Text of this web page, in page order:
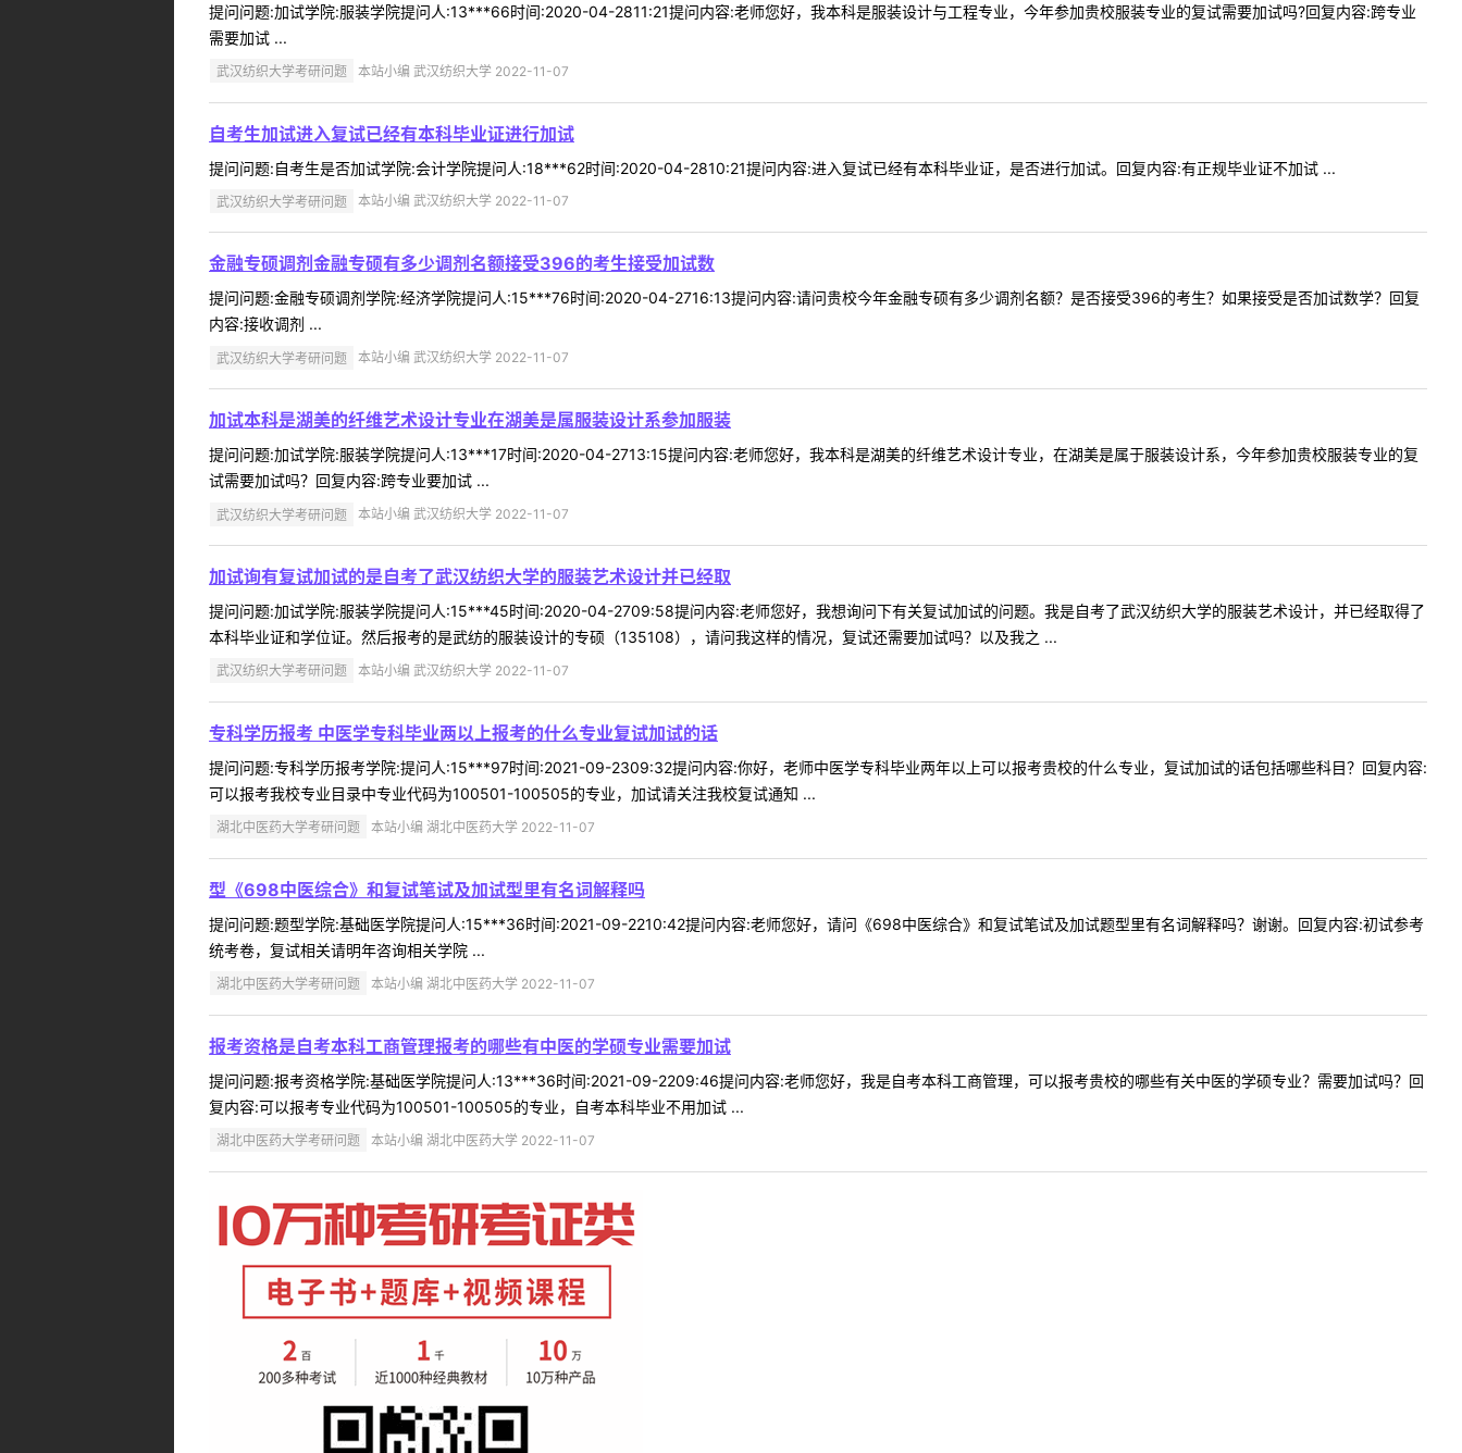
提问问题:加试学院:服装学院提问人:13***66时间:2020-04-2811:21提问内容:老师您好，我本科是服装设计与工程专业，今年参加贵校服装专业的复试需要加试吗?回复内容:跨专业
需要加试 ...
武汉纺织大学考研问题 本站小编 武汉纺织大学 2022-11-07
自考生加试进入复试已经有本科毕业证进行加试
提问问题:自考生是否加试学院:会计学院提问人:18***62时间:2020-04-2810:21提问内容:进入复试已经有本科毕业证，是否进行加试。回复内容:有正规毕业证不加试 ...
武汉纺织大学考研问题 本站小编 武汉纺织大学 2022-11-07
金融专硕调剂金融专硕有多少调剂名额接受396的考生接受加试数
提问问题:金融专硕调剂学院:经济学院提问人:15***76时间:2020-04-2716:13提问内容:请问贵校今年金融专硕有多少调剂名额？是否接受396的考生？如果接受是否加试数学？回复
内容:接收调剂 ...
武汉纺织大学考研问题 本站小编 武汉纺织大学 2022-11-07
加试本科是湖美的纤维艺术设计专业在湖美是属服装设计系参加服装
提问问题:加试学院:服装学院提问人:13***17时间:2020-04-2713:15提问内容:老师您好，我本科是湖美的纤维艺术设计专业，在湖美是属于服装设计系，今年参加贵校服装专业的复
试需要加试吗？回复内容:跨专业要加试 ...
武汉纺织大学考研问题 本站小编 武汉纺织大学 2022-11-07
加试询有复试加试的是自考了武汉纺织大学的服装艺术设计并已经取
提问问题:加试学院:服装学院提问人:15***45时间:2020-04-2709:58提问内容:老师您好，我想询问下有关复试加试的问题。我是自考了武汉纺织大学的服装艺术设计，并已经取得了
本科毕业证和学位证。然后报考的是武纺的服装设计的专硕（135108），请问我这样的情况，复试还需要加试吗？以及我之 ...
武汉纺织大学考研问题 本站小编 武汉纺织大学 2022-11-07
专科学历报考 中医学专科毕业两以上报考的什么专业复试加试的话
提问问题:专科学历报考学院:提问人:15***97时间:2021-09-2309:32提问内容:你好，老师中医学专科毕业两年以上可以报考贵校的什么专业，复试加试的话包括哪些科目？回复内容:
可以报考我校专业目录中专业代码为100501-100505的专业，加试请关注我校复试通知 ...
湖北中医药大学考研问题 本站小编 湖北中医药大学 2022-11-07
型《698中医综合》和复试笔试及加试型里有名词解释吗
提问问题:题型学院:基础医学院提问人:15***36时间:2021-09-2210:42提问内容:老师您好，请问《698中医综合》和复试笔试及加试题型里有名词解释吗？谢谢。回复内容:初试参考
统考卷，复试相关请明年咨询相关学院 ...
湖北中医药大学考研问题 本站小编 湖北中医药大学 2022-11-07
报考资格是自考本科工商管理报考的哪些有中医的学硕专业需要加试
提问问题:报考资格学院:基础医学院提问人:13***36时间:2021-09-2209:46提问内容:老师您好，我是自考本科工商管理，可以报考贵校的哪些有关中医的学硕专业？需要加试吗？回
复内容:可以报考专业代码为100501-100505的专业，自考本科毕业不用加试 ...
湖北中医药大学考研问题 本站小编 湖北中医药大学 2022-11-07